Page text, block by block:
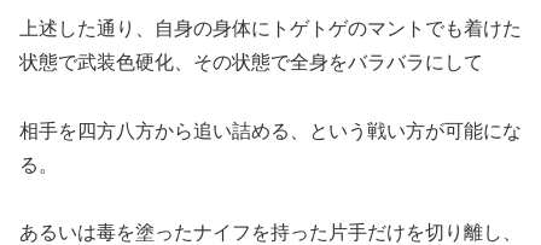
上述した通り、自身の身体にトゲトゲのマントでも着けた
状態で武装色硬化、その状態で全身をバラバラにして
相手を四方八方から追い詰める、という戦い方が可能にな
る。
あるいは毒を塗ったナイフを持った片手だけを切り離し、